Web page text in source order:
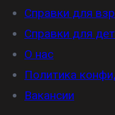
Справки для
Справки для
О нас
Политика
Вакансии